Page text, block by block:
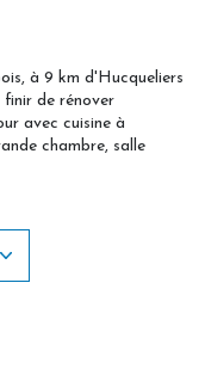
à 9 km d'Hucqueliers
de rénover
avec cuisine à
chambre, salle
de système de